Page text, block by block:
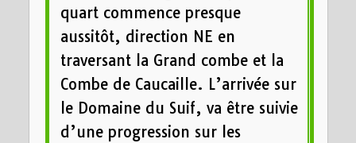
quart commence presque
aussitôt, direction NE en
traversant la Grand combe et la
Combe de Caucaille. L’arrivée sur
le Domaine du Suif, va être suivie
d’une progression sur les